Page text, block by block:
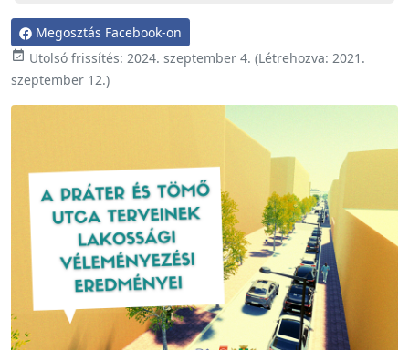
Megosztás Facebook-on
 Utolsó frissítés: 2024. szeptember 4. (Létrehozva: 2021.
szeptember 12.)